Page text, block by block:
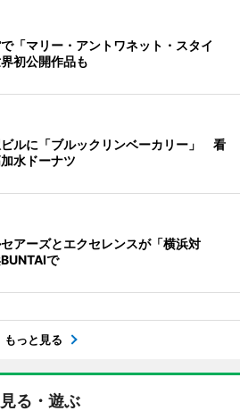
「マリー・アントワネット・スタイ
初公開作品も
ルに「ブルックリンベーカリー」 看
水ドーナツ
アーズとエクセレンスが「横浜対
で
もっと見る
見る・遊ぶ